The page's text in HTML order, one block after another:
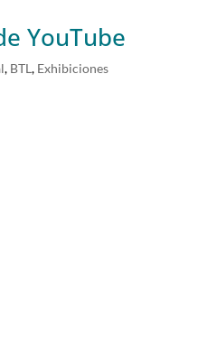
YouTube
, BTL, Exhibiciones